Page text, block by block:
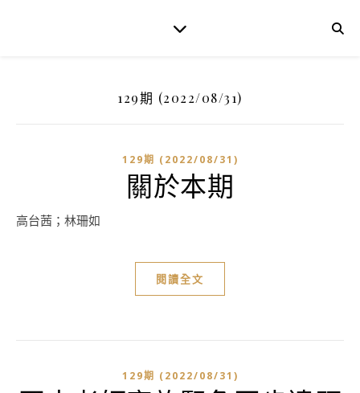
129期 (2022/08/31)
129期 (2022/08/31)
關於本期
高台茜；林珊如
閱讀全文
129期 (2022/08/31)